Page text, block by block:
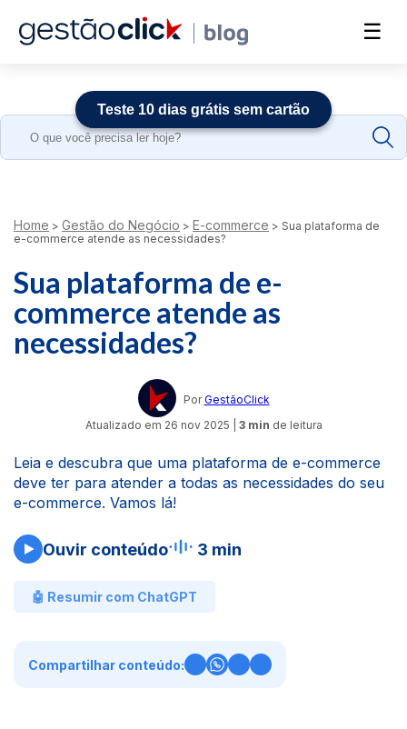
☰
Search
Home > Gestão do Negócio > E-commerce > Sua plataforma de
e-commerce atende as necessidades?
Sua plataforma de e-
commerce atende as
necessidades?
Por GestãoClick
Atualizado em 26 nov 2025 3 min de leitura
Leia e descubra que uma plataforma de e-commerce
deve ter para atender a todas as necessidades do seu
e-commerce. Vamos lá!
Ouvir conteúdo 3 min
🤖 Resumir com ChatGPT
Compartilhar conteúdo:
Teste 10 dias grátis sem cartão